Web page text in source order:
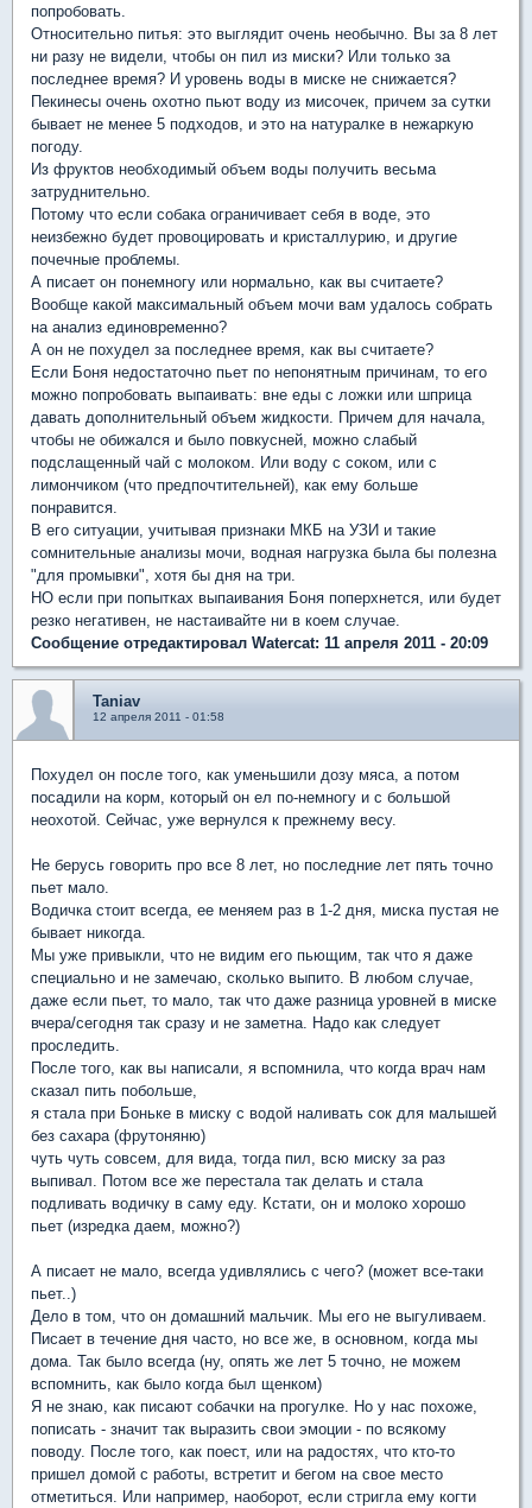
попробовать.
Относительно питья: это выглядит очень необычно. Вы за 8 лет
ни разу не видели, чтобы он пил из миски? Или только за
последнее время? И уровень воды в миске не снижается?
Пекинесы очень охотно пьют воду из мисочек, причем за сутки
бывает не менее 5 подходов, и это на натуралке в нежаркую
погоду.
Из фруктов необходимый объем воды получить весьма
затруднительно.
Потому что если собака ограничивает себя в воде, это
неизбежно будет провоцировать и кристаллурию, и другие
почечные проблемы.
А писает он понемногу или нормально, как вы считаете?
Вообще какой максимальный объем мочи вам удалось собрать
на анализ единовременно?
А он не похудел за последнее время, как вы считаете?
Если Боня недостаточно пьет по непонятным причинам, то его
можно попробовать выпаивать: вне еды с ложки или шприца
давать дополнительный объем жидкости. Причем для начала,
чтобы не обижался и было повкусней, можно слабый
подслащенный чай с молоком. Или воду с соком, или с
лимончиком (что предпочтительней), как ему больше
понравится.
В его ситуации, учитывая признаки МКБ на УЗИ и такие
сомнительные анализы мочи, водная нагрузка была бы полезна
"для промывки", хотя бы дня на три.
НО если при попытках выпаивания Боня поперхнется, или будет
резко негативен, не настаивайте ни в коем случае.
Сообщение отредактировал Watercat: 11 апреля 2011 - 20:09
Taniav
12 апреля 2011 - 01:58
Похудел он после того, как уменьшили дозу мяса, а потом
посадили на корм, который он ел по-немногу и с большой
неохотой. Сейчас, уже вернулся к прежнему весу.
Не берусь говорить про все 8 лет, но последние лет пять точно
пьет мало.
Водичка стоит всегда, ее меняем раз в 1-2 дня, миска пустая не
бывает никогда.
Мы уже привыкли, что не видим его пьющим, так что я даже
специально и не замечаю, сколько выпито. В любом случае,
даже если пьет, то мало, так что даже разница уровней в миске
вчера/сегодня так сразу и не заметна. Надо как следует
проследить.
После того, как вы написали, я вспомнила, что когда врач нам
сказал пить побольше,
я стала при Боньке в миску с водой наливать сок для малышей
без сахара (фрутоняню)
чуть чуть совсем, для вида, тогда пил, всю миску за раз
выпивал. Потом все же перестала так делать и стала
подливать водичку в саму еду. Кстати, он и молоко хорошо
пьет (изредка даем, можно?)
А писает не мало, всегда удивлялись с чего? (может все-таки
пьет..)
Дело в том, что он домашний мальчик. Мы его не выгуливаем.
Писает в течение дня часто, но все же, в основном, когда мы
дома. Так было всегда (ну, опять же лет 5 точно, не можем
вспомнить, как было когда был щенком)
Я не знаю, как писают собачки на прогулке. Но у нас похоже,
пописать - значит так выразить свои эмоции - по всякому
поводу. После того, как поест, или на радостях, что кто-то
пришел домой с работы, встретит и бегом на свое место
отметиться. Или например, наоборот, если стригла ему когти